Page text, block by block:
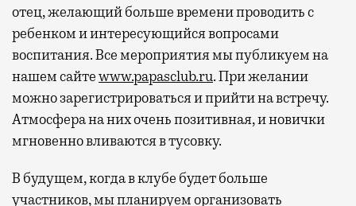
отец, желающий больше времени проводить с
ребенком и интересующийся вопросами
воспитания. Все мероприятия мы публикуем на
нашем сайтеwww.papasclub.ru. При желании
можно зарегистрироваться и прийти на встречу.
Атмосфера на них очень позитивная, и новички
мгновенно вливаются в тусовку.
В будущем, когда в клубе будет больше
участников, мы планируем организовать